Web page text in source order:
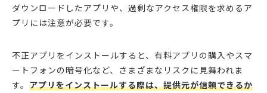
ダウンロードしたアプリや、過剰なアクセス権限を求めるア
プリには注意が必要です。
不正アプリをインストールすると、有料アプリの購入やスマ
ートフォンの暗号化など、さまざまなリスクに見舞われま
す。 アプリをインストールする際は、提供元が信頼できるか